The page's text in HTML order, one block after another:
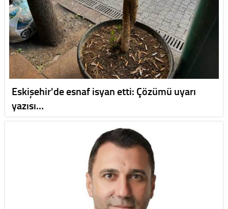
Eskişehir'de esnaf isyan etti: Çözümü uyarı
yazısı…